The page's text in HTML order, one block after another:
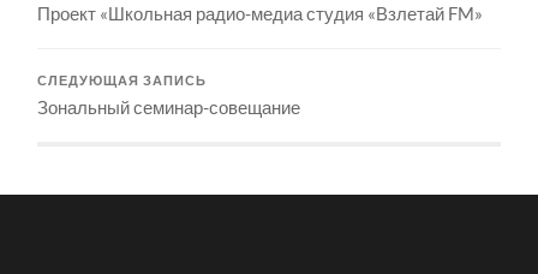
Проект «Школьная радио-медиа студия «Взлетай FM»
СЛЕДУЮЩАЯ ЗАПИСЬ
Зональный семинар-совещание